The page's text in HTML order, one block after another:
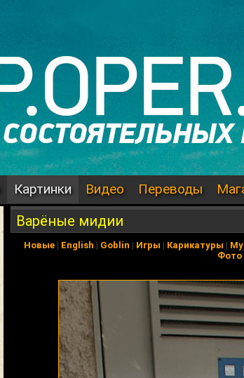
Картинки Видео Переводы
Варёные мидии
Новые| English | Goblin | Игры | Карикатуры |
Фото